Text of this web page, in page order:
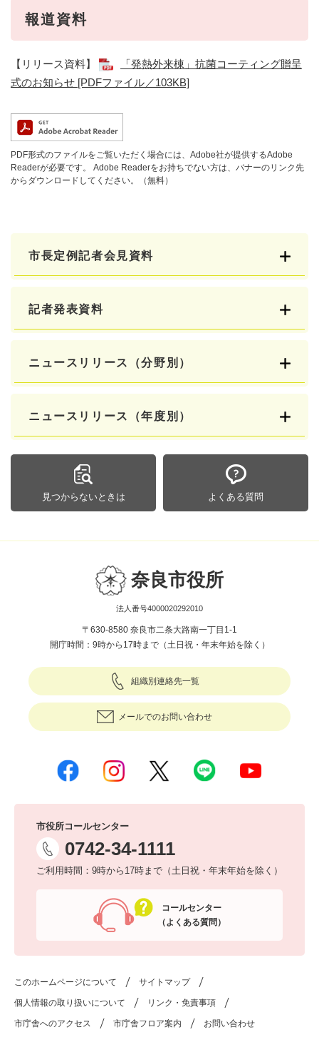
報道資料
【リリース資料】
「発熱外来棟」抗菌コーティング贈呈
式のお知らせ [PDFファイル／103KB]
PDF形式のファイルをご覧いただく場合には、Adobe社が提供するAdobe
Readerが必要です。
Adobe Readerをお持ちでない方は、バナーのリンク先
からダウンロードしてください。（無料）
市長定例記者会見資料
記者発表資料
ニュースリリース（分野別）
ニュースリリース（年度別）
見つからないときは よくある質問
奈良市役所
法人番号4000020292010
〒630-8580 奈良市二条大路南一丁目1-1
開庁時間：9時から17時まで（土日祝・年末年始を除く）
組織別連絡先一覧
メールでのお問い合わせ
市役所コールセンター
0742-34-1111
ご利用時間：9時から17時まで（土日祝・年末年始を除く）
コールセンター
（よくある質問）
このホームページについて サイトマップ
個人情報の取り扱いについて リンク・免責事項
市庁舎へのアクセス 市庁舎フロア案内 お問い合わせ